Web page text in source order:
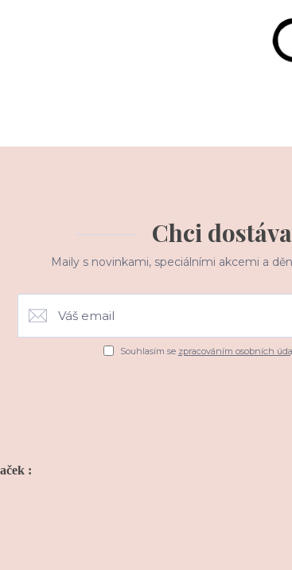
Chci
Maily s novinkami, speciálními akcemi a
Souhlasím se zpracováním osobních
: